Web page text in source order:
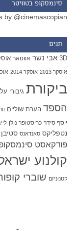
סינמסקופ בטוויטר
by @cinemascopian
תגים
3D אבי נשר אווטאר אוסקר
אוסקר 2013 אוסקר 2014
ביקורת גיבורי על
הספד הערת שוליים
יוסף סידר כריסטופר נולן
נטפליקס סאנדאנס
פודקאסט
קולנוע
קטנוניזם שוברי